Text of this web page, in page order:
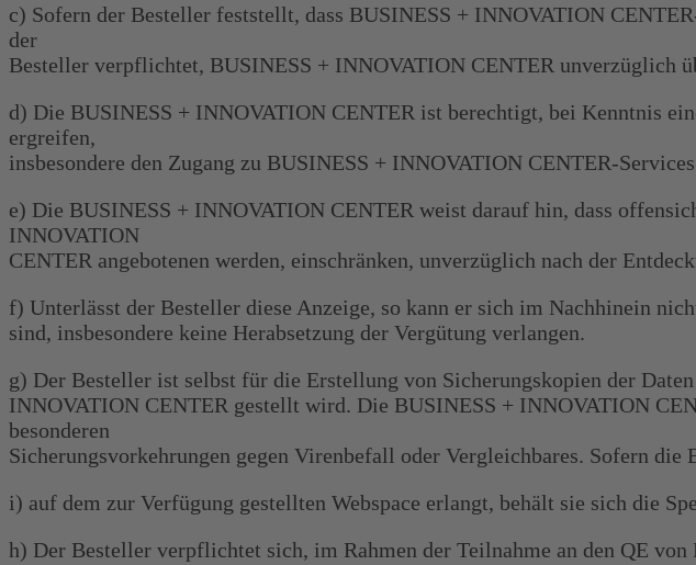
c) Sofern der Besteller feststellt, dass BUSINESS + INNOVATION
der
Besteller verpflichtet, BUSINESS + INNOVATION CENTER unverzüglich
d) Die BUSINESS + INNOVATION CENTER ist berechtigt, bei Kenntnis
ergreifen,
insbesondere den Zugang zu BUSINESS + INNOVATION CENTER-
e) Die BUSINESS + INNOVATION CENTER weist darauf hin, dass
INNOVATION
CENTER angebotenen werden, einschränken, unverzüglich nach der
f) Unterlässt der Besteller diese Anzeige, so kann er sich im Nachhinein
sind, insbesondere keine Herabsetzung der Vergütung verlangen.
g) Der Besteller ist selbst für die Erstellung von Sicherungskopien der
INNOVATION CENTER gestellt wird. Die BUSINESS + INNOVATION
besonderen
Sicherungsvorkehrungen gegen Virenbefall oder Vergleichbares. Sofern
i) auf dem zur Verfügung gestellten Webspace erlangt, behält sie sich die
h) Der Besteller verpflichtet sich, im Rahmen der Teilnahme an den QE